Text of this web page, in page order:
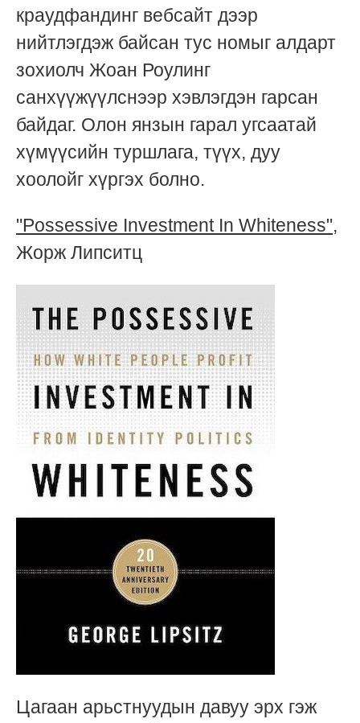
краудфандинг вебсайт дээр
нийтлэгдэж байсан тус номыг алдарт
зохиолч Жоан Роулинг
санхүүжүүлснээр хэвлэгдэн гарсан
байдаг. Олон янзын гарал угсаатай
хүмүүсийн туршлага, түүх, дуу
хоолойг хүргэх болно.
"Possessive Investment In Whiteness",
Жорж Липситц
Цагаан арьстнуудын давуу эрх гэж